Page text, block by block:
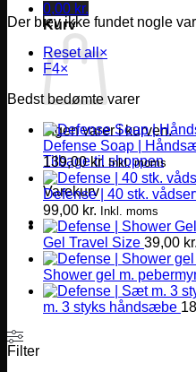
0,00 kr.
Kurv
Ingen varer i kurven.
Tilbage til shoppen
Varekurv
Der blev ikke fundet nogle
Reset all×
F4×
Bedst bedømte varer
Defense Soap |
139,00kr. Inkl. moms
Defense | 40 stk.
99,00 kr. Inkl. moms
Gel Travel Size 39,00 kr.
Shower gel m.
m. 3 styks håndsæbe
Filter